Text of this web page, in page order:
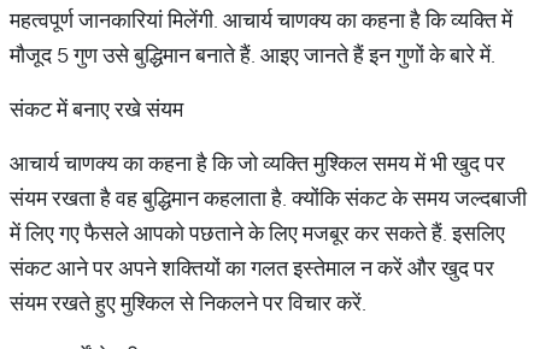
महत्वपूर्ण जानकारियां मिलेंगी. आचार्य चाणक्य का कहना है कि व्यक्ति में
मौजूद 5 गुण उसे बुद्धिमान बनाते हैं. आइए जानते हैं इन गुणों के बारे में.
संकट में बनाए रखे संयम
आचार्य चाणक्य का कहना है कि जो व्यक्ति मुश्किल समय में भी खुद पर
संयम रखता है वह बुद्धिमान कहलाता है. क्योंकि संकट के समय जल्दबाजी
में लिए गए फैसले आपको पछताने के लिए मजबूर कर सकते हैं. इसलिए
संकट आने पर अपने शक्तियों का गलत इस्तेमाल न करें और खुद पर
संयम रखते हुए मुश्किल से निकलने पर विचार करें.